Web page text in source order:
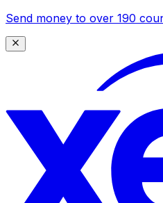
Send money to over 190